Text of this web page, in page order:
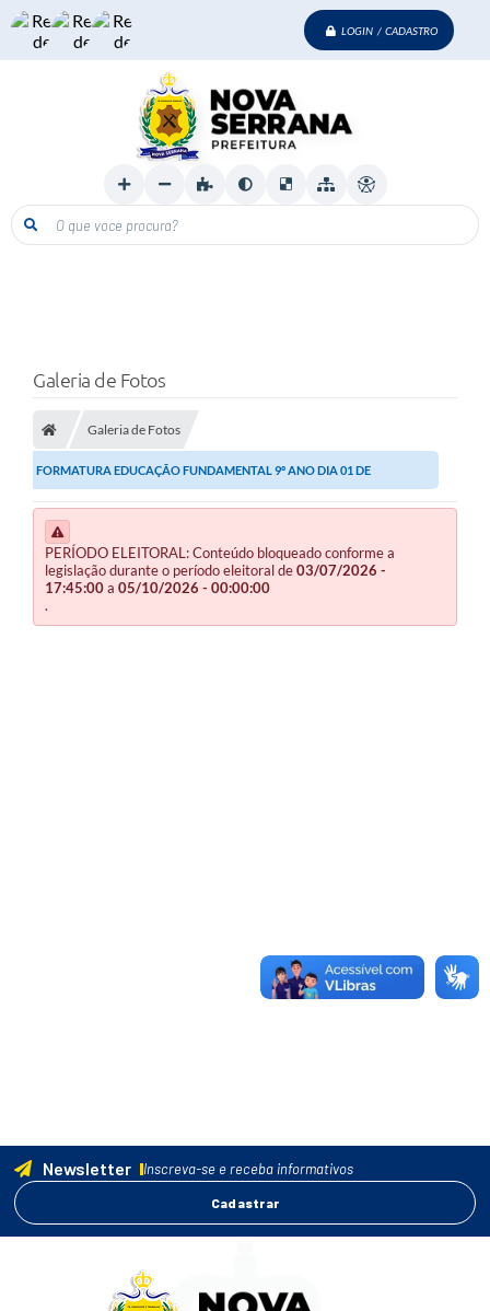
LOGIN / CADASTRO
O que voce procura?
Galeria de Fotos
Galeria de Fotos
FORMATURA EDUCAÇÃO FUNDAMENTAL 9º ANO DIA 01 DE
DEZEMBRO DE 2025
PERÍODO ELEITORAL: Conteúdo bloqueado conforme a
legislação durante o período eleitoral de03/07/2026 -
17:45:00a 05/10/2026 - 00:00:00
.
Newsletter Inscreva-se e receba informativos
Cadastrar